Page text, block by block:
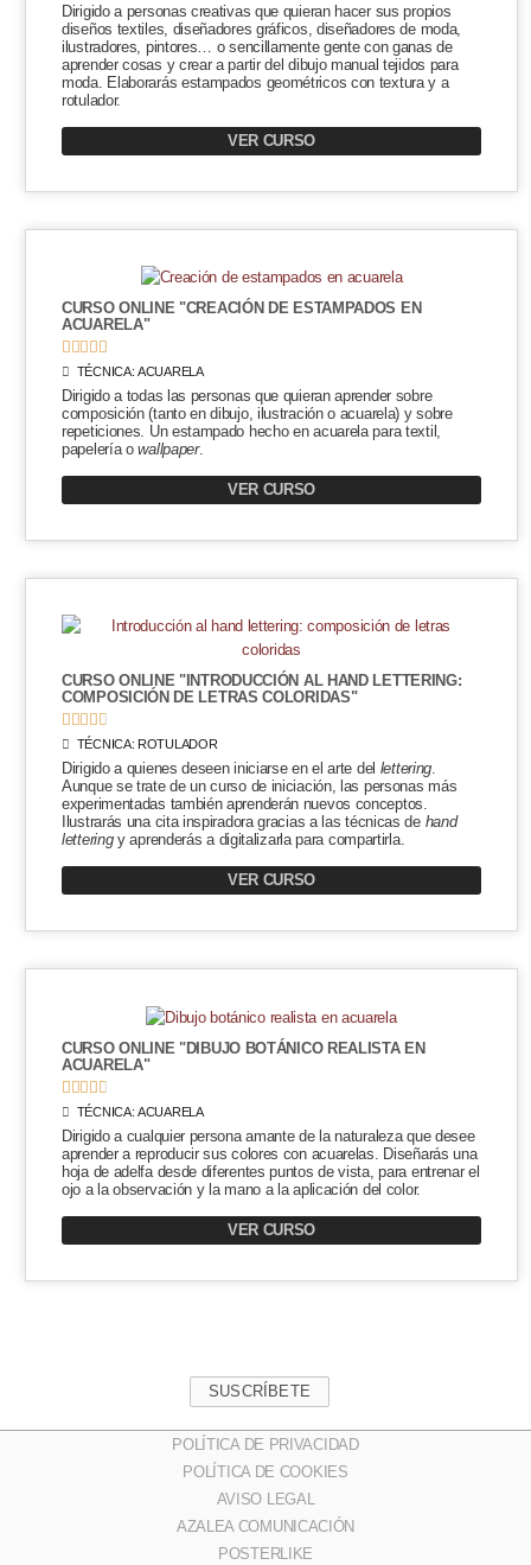
Dirigido a personas creativas que quieran hacer sus propios
diseños textiles, diseñadores gráficos, diseñadores de moda,
ilustradores, pintores… o sencillamente gente con ganas de
aprender cosas y crear a partir del dibujo manual tejidos para
moda. Elaborarás estampados geométricos con textura y a
rotulador.
VER CURSO
CURSO ONLINE "CREACIÓN DE ESTAMPADOS EN
ACUARELA"
    
TÉCNICA:ACUARELA
Dirigido a todas las personas que quieran aprender sobre
composición (tanto en dibujo, ilustración o acuarela) y sobre
repeticiones. Un estampado hecho en acuarela para textil,
papelería owallpaper.
VER CURSO
CURSO ONLINE "INTRODUCCIÓN AL HAND LETTERING:
COMPOSICIÓN DE LETRAS COLORIDAS"
    
TÉCNICA: ROTULADOR
Dirigido a quienes deseen iniciarse en el arte del lettering.
Aunque se trate de un curso de iniciación, las personas más
experimentadas también aprenderán nuevos conceptos.
Ilustrarás una cita inspiradora gracias a las técnicas de hand
letteringy aprenderás a digitalizarla para compartirla.
VER CURSO
CURSO ONLINE "DIBUJO BOTÁNICO REALISTA EN
ACUARELA"
    
TÉCNICA:ACUARELA
Dirigido a cualquier persona amante de la naturaleza que desee
aprender a reproducir sus colores con acuarelas. Diseñarás una
hoja de adelfa desde diferentes puntos de vista, para entrenar el
ojo a la observación y la mano a la aplicación del color.
VER CURSO
SUSCRÍBETE
POLÍTICA DE PRIVACIDAD
POLÍTICA DE COOKIES
AVISO LEGAL
AZALEA COMUNICACIÓN
POSTERLIKE